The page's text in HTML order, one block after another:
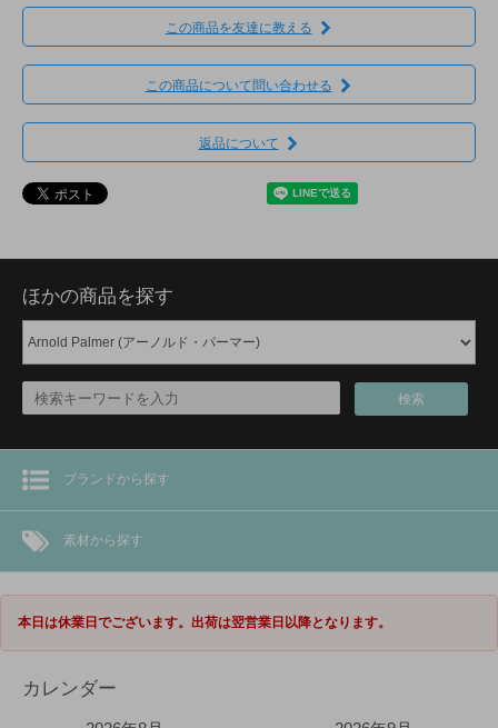
この商品を友達に教える
この商品について問い合わせる
返品について
ほかの商品を探す
検索
ブランドから探す
素材から探す
本日は休業日でございます。出荷は翌営業日以降となります。
カレンダー